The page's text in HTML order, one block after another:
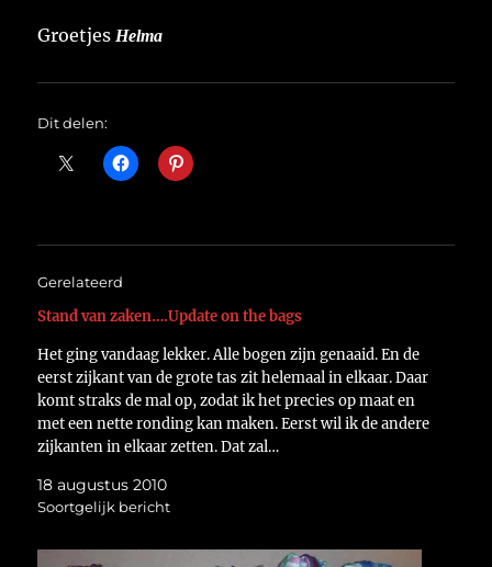
Groetjes Helma
Dit delen:
Gerelateerd
Stand van zaken….Update on the bags
Het ging vandaag lekker. Alle bogen zijn genaaid. En de
eerst zijkant van de grote tas zit helemaal in elkaar. Daar
komt straks de mal op, zodat ik het precies op maat en
met een nette ronding kan maken. Eerst wil ik de andere
zijkanten in elkaar zetten. Dat zal…
18 augustus 2010
Soortgelijk bericht